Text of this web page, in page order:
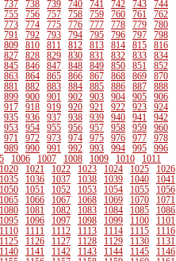
737 738 739 740 741 742 743
744
755 756 757 758 759 760 761
762
773 774 775 776 777 778 779
780
791 792 793 794 795 796 797
798
809 810 811 812 813 814 815
816
827 828 829 830 831 832 833
834
845 846 847 848 849 850 851
852
863 864 865 866 867 868 869
870
881 882 883 884 885 886 887
888
899 900 901 902 903 904 905
906
917 918 919 920 921 922 923
924
935 936 937 938 939 940 941
942
953 954 955 956 957 958 959
960
971 972 973 974 975 976 977
978
989 990 991 992 993 994 995
996
1006 1007 1008 1009 1010
1011
1020 1021 1022 1023 1024 1025
1026
1035 1036 1037 1038 1039 1040
1041
1050 1051 1052 1053 1054 1055
1056
1065 1066 1067 1068 1069 1070
1071
1080 1081 1082 1083 1084 1085
1086
1095 1096 1097 1098 1099 1100
1101
1110 1111 1112 1113 1114 1115
1116
1125 1126 1127 1128 1129 1130
1131
1140 1141 1142 1143 1144 1145
1146